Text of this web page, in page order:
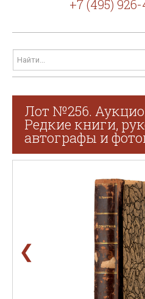
+7 (495) 926-
Лот №256.
Редкие книги,
автографы и
❮